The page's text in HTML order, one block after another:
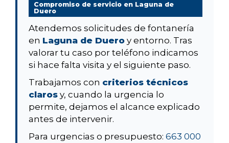
Compromiso de servicio en Laguna de
Duero
Atendemos solicitudes de fontanería
en Laguna de Duero y entorno. Tras
valorar tu caso por teléfono indicamos
si hace falta visita y el siguiente paso.
Trabajamos con criterios técnicos
claros y, cuando la urgencia lo
permite, dejamos el alcance explicado
antes de intervenir.
Para urgencias o presupuesto: 663 000